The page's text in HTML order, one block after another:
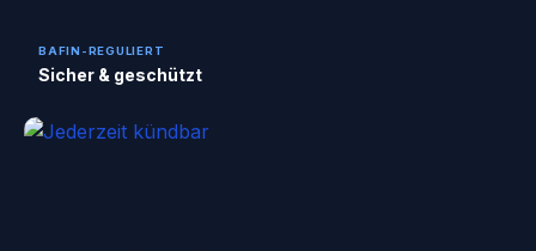
BAFIN-REGULIERT
Sicher & geschützt